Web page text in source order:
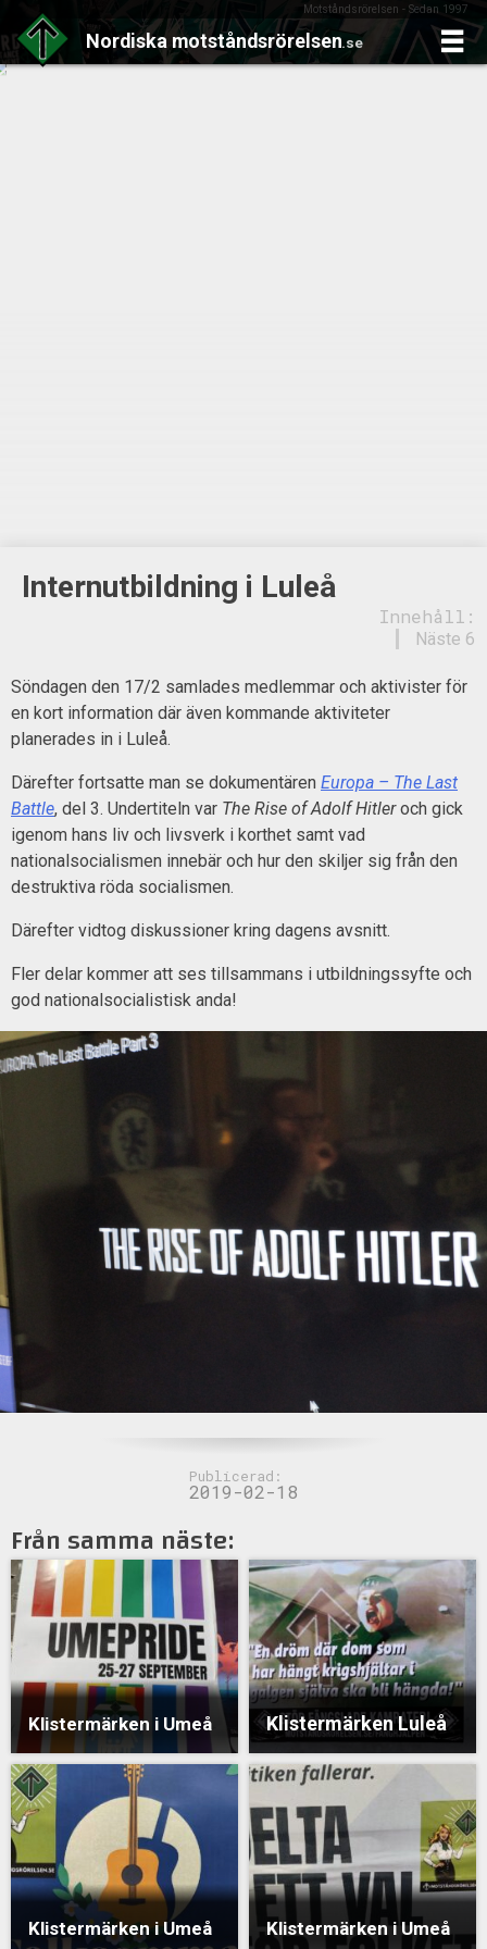
Motståndsrörelsen - Sedan 1997
Nordiska motståndsrörelsen.se
Internutbildning i Luleå
Innehåll:
Näste 6
Söndagen den 17/2 samlades medlemmar och aktivister för
en kort information där även kommande aktiviteter
planerades in i Luleå.
Därefter fortsatte man se dokumentären Europa – The Last
Battle, del 3. Undertiteln var The Rise of Adolf Hitleroch gick
igenom hans liv och livsverk i korthet samt vad
nationalsocialismen innebär och hur den skiljer sig från den
destruktiva röda socialismen.
Därefter vidtog diskussioner kring dagens avsnitt.
Fler delar kommer att ses tillsammans i utbildningssyfte och
god nationalsocialistisk anda!
Publicerad:
2019-02-18
Från samma näste:
Klistermärken i Umeå Klistermärken Luleå
Klistermärken i Umeå Klistermärken i Umeå